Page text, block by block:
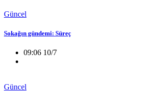
Güncel
Sokağın gündemi: Süreç
09:06 10/7
Güncel